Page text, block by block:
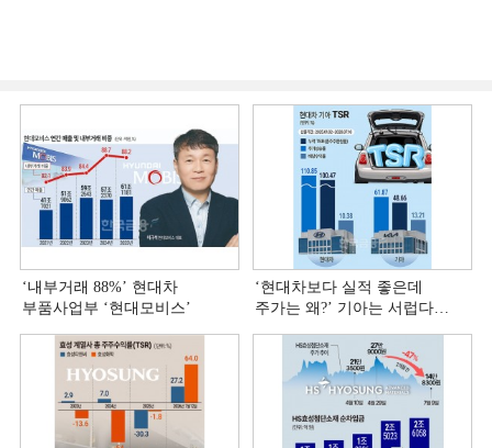
‘내부거래 88%ʼ 현대차
부품사업부 ‘현대모비스ʼ
‘현대차보다 실적 좋은데
주가는 왜?ʼ 기아는 서럽다